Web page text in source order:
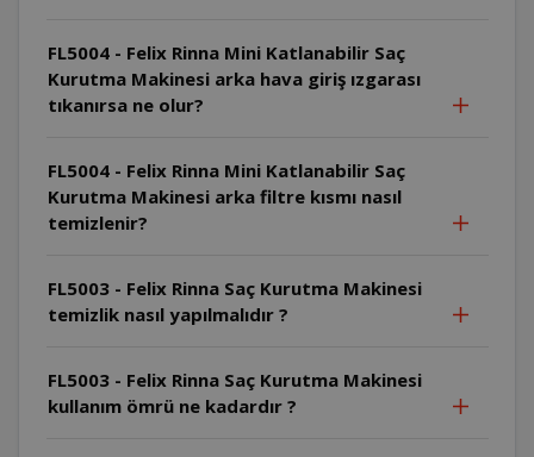
FL5004 - Felix Rinna Mini Katlanabilir Saç
Kurutma Makinesi arka hava giriş ızgarası
tıkanırsa ne olur?
FL5004 - Felix Rinna Mini Katlanabilir Saç
Kurutma Makinesi arka filtre kısmı nasıl
temizlenir?
FL5003 - Felix Rinna Saç Kurutma Makinesi
temizlik nasıl yapılmalıdır ?
FL5003 - Felix Rinna Saç Kurutma Makinesi
kullanım ömrü ne kadardır ?